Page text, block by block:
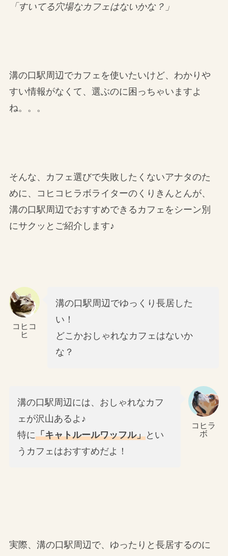
「すいてる穴場なカフェはないかな？」
溝の口駅周辺でカフェを使いたいけど、わかりや
すい情報がなくて、選ぶのに困っちゃいますよ
ね。。。
そんな、カフェ選びで失敗したくないアナタのた
めに、コヒコヒラボライターのくりきんとんが、
溝の口駅周辺でおすすめできるカフェをシーン別
にサクッとご紹介します♪
コヒコ
ヒ
溝の口駅周辺でゆっくり長居した
い！
どこかおしゃれなカフェはないか
な？
コヒラ
ボ
溝の口駅周辺には、おしゃれなカフ
ェが沢山あるよ♪
特に「キャトルールワッフル」とい
うカフェはおすすめだよ！
実際、溝の口駅周辺で、ゆったりと長居するのに